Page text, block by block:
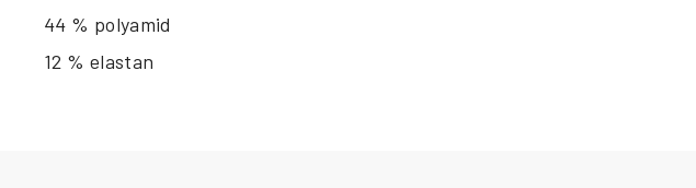
44 % polyamid
12 % elastan